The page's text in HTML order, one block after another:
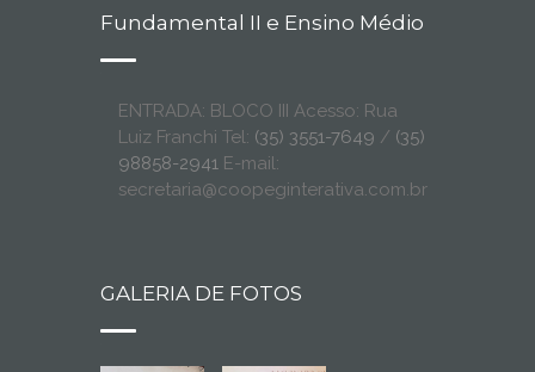
Fundamental II e Ensino Médio
ENTRADA: BLOCO III Acesso: Rua
Luiz Franchi Tel: (35) 3551-7649 / (35)
98858-2941 E-mail:
secretaria@coopeginterativa.com.br
GALERIA DE FOTOS